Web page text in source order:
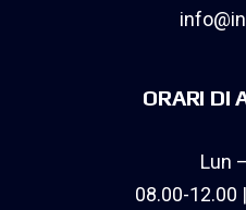
ORARI DI
Lun
08.00-12.00